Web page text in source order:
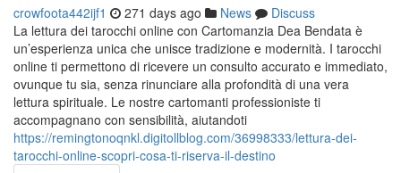
crowfoota442ijf1 271 days ago News
Discuss
La lettura dei tarocchi online con Cartomanzia Dea Bendata è
un’esperienza unica che unisce tradizione e modernità. I tarocchi
online ti permettono di ricevere un consulto accurato e immediato,
ovunque tu sia, senza rinunciare alla profondità di una vera
lettura spirituale. Le nostre cartomanti professioniste ti
accompagnano con sensibilità, aiutandoti
https://remingtonoqnkl.digitollblog.com/36998333/lettura-dei-
tarocchi-online-scopri-cosa-ti-riserva-il-destino